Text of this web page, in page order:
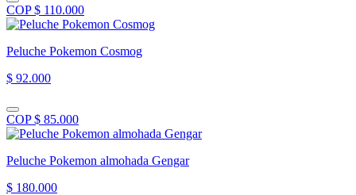
COP $ 110.000
Peluche Pokemon Cosmog
$ 92.000
COP $ 85.000
Peluche Pokemon almohada Gengar
$ 180.000